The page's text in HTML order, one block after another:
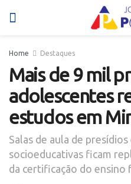
Home Destaques
Mais de 9 mil
adolescentes
estudos em
Salas de aula de
socioeducativas ficam
da certificação do ensino